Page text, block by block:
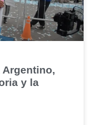
Argentino,
y la